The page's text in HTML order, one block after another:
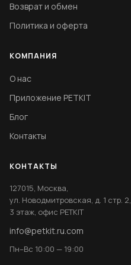
Возврат и обмен
Политика и оферта
КОМПАНИЯ
О нас
Приложение PETKIT
Блог
Контакты
КОНТАКТЫ
127015, Москва,
ул. Новодмитровская, д. 1 стр. 2,
3 этаж, офис PETKIT
info@petkit.ru.com
Пн–Вс 10:00 — 19:00